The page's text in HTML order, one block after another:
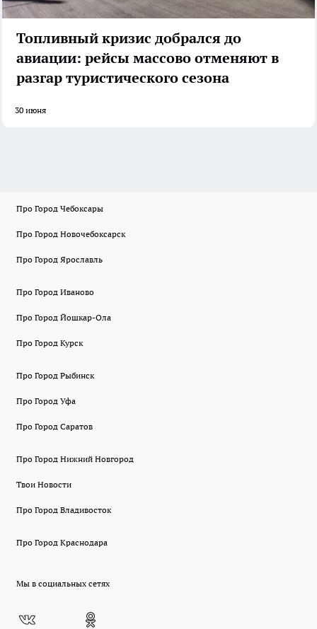
Топливный кризис добрался до
авиации: рейсы массово отменяют в
разгар туристического сезона
30 июня
Про Город Чебоксары
Про Город Новочебоксарск
Про Город Ярославль
Про Город Иваново
Про Город Йошкар-Ола
Про Город Курск
Про Город Рыбинск
Про Город Уфа
Про Город Саратов
Про Город Нижний Новгород
Твои Новости
Про Город Владивосток
Про Город Краснодара
Мы в социальных сетях